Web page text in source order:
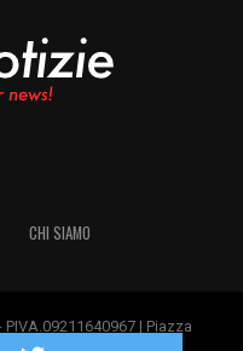
CHI SIAMO
| Piazza
Milano